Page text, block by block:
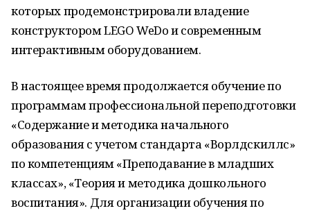
которых продемонстрировали владение
конструктором LEGO WeDo и современным
интерактивным оборудованием.
В настоящее время продолжается обучение по
программам профессиональной переподготовки
«Содержание и методика начального
образования с учетом стандарта «Ворлдскиллс»
по компетенциям «Преподавание в младших
классах», «Теория и методика дошкольного
воспитания». Для организации обучения по